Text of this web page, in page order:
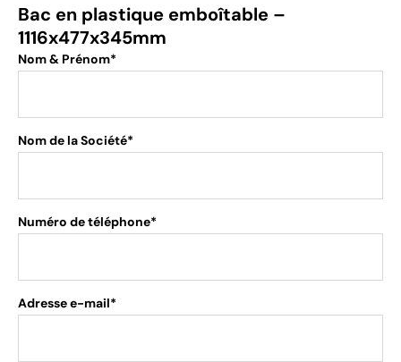
Bac en plastique emboîtable –
1116x477x345mm
Nom & Prénom*
Nom de la Société*
Numéro de téléphone*
Adresse e-mail*